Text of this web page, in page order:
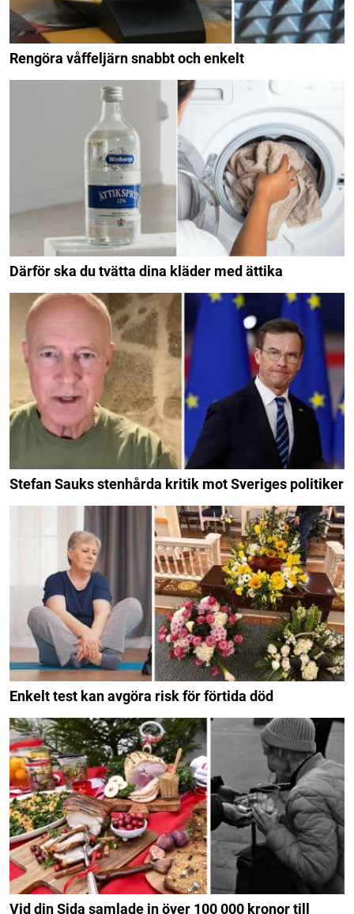
Rengöra våffeljärn snabbt och enkelt
Därför ska du tvätta dina kläder med ättika
Stefan Sauks stenhårda kritik mot Sveriges politiker
Enkelt test kan avgöra risk för förtida död
Vid din Sida samlade in över 100 000 kronor till